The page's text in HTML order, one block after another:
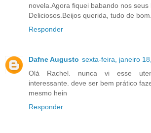
novela.Agora fiquei babando nos seus
Deliciosos.Beijos querida, tudo de bom.
Responder
Dafne Augusto sexta-feira, janeiro
Olá Rachel. nunca vi esse
interessante. deve ser bem prático
mesmo hein
Responder